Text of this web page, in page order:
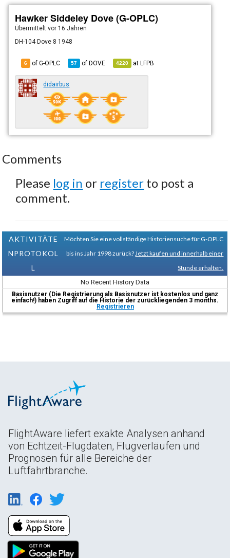
Hawker Siddeley Dove (G-OPLC)
Übermitteltvor 16 Jahren
DH-104 Dove 8 1948
6 of G-OPLC 57 ofDOVE 4220 atLFPB
didairbus
Comments
Please log in or register to post a
comment.
AKTIVITÄTE
NPROTOKOL
L
Möchten Sie eine vollständige Historiensuche für G-OPLC
bis ins Jahr 1998 zurück? Jetzt kaufen und innerhalb einer
Stunde erhalten.
No Recent History Data
Basisnutzer (Die Registrierung als Basisnutzer ist kostenlos und ganz
einfach!) haben Zugriff auf die Historie der zurückliegenden 3 months.
Registrieren
FlightAware liefert exakte Analysen anhand
von Echtzeit-Flugdaten, Flugverläufen und
Prognosen für alle Bereiche der
Luftfahrtbranche.